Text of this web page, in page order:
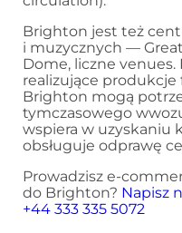
Brighton jest też
i muzycznych —
Dome, liczne venues.
realizujące
Brighton mogą
tymczasowego
wspiera w uzyskaniu
obsługuje odprawę
Prowadzisz e-
do Brighton? Napisz
+44 333 335 5072